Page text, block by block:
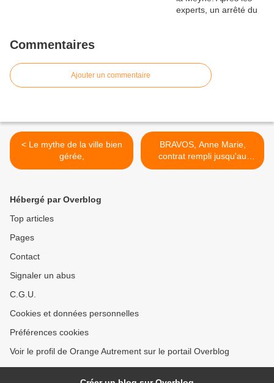
Commentaires
Ajouter un commentaire
< Le mythe de la ville bien
gérée,
BRAVOS, Anne Marie,
contrat rempli jusqu'au
bout. >
Hébergé par Overblog
Top articles
Pages
Contact
Signaler un abus
C.G.U.
Cookies et données personnelles
Préférences cookies
Voir le profil de Orange Autrement sur le portail Overblog